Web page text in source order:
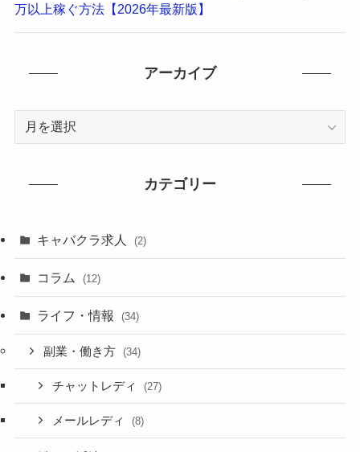
万以上稼ぐ方法【2026年最新版】
アーカイブ
カテゴリー
キャバクラ求人 (2)
コラム (12)
ライフ・情報 (34)
副業・働き方 (34)
チャットレディ (27)
メールレディ (8)